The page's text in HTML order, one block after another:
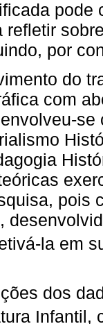
pode
refletir
por
do
com
pois
la em
dos
Infantil,